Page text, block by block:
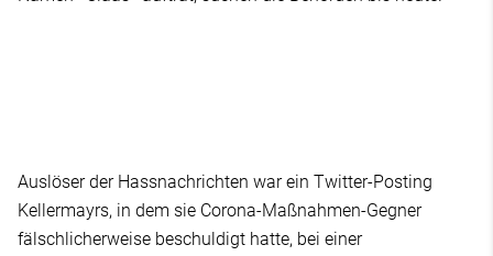
Auslöser der Hassnachrichten war ein Twitter-Posting
Kellermayrs, in dem sie Corona-Maßnahmen-Gegner
fälschlicherweise beschuldigt hatte, bei einer